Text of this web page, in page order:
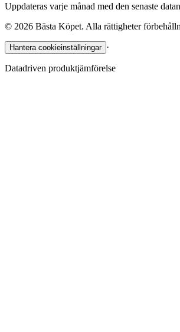
Uppdateras varje månad med den senaste
© 2026 Bästa Köpet. Alla rättigheter
Hantera cookieinställningar ·
Datadriven produktjämförelse